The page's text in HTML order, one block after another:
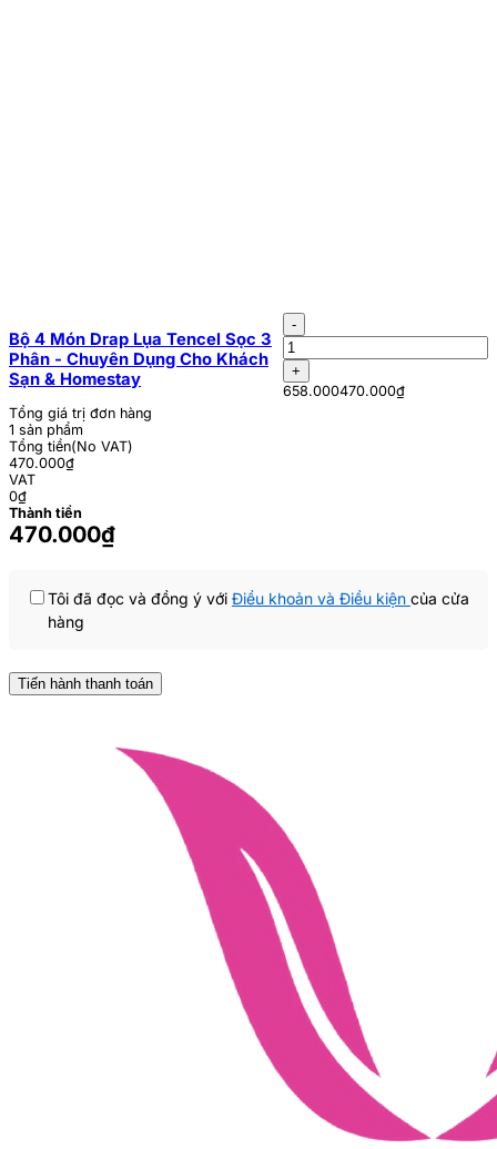
Bộ 4 Món Drap Lụa Tencel Sọc 3
Phân - Chuyên Dụng Cho Khách
Sạn & Homestay
658.000470.000₫
Tổng giá trị đơn hàng
1 sản phẩm
Tổng tiền(No VAT)
470.000₫
VAT
0₫
Thành tiền
470.000₫
Tôi đã đọc và đồng ý với Điều khoản và Điều kiện của cửa
hàng
Tiến hành thanh toán